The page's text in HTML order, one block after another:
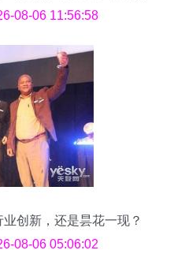
08-06 11:56:58
创新，还是昙花一现？
08-06 05:06:02